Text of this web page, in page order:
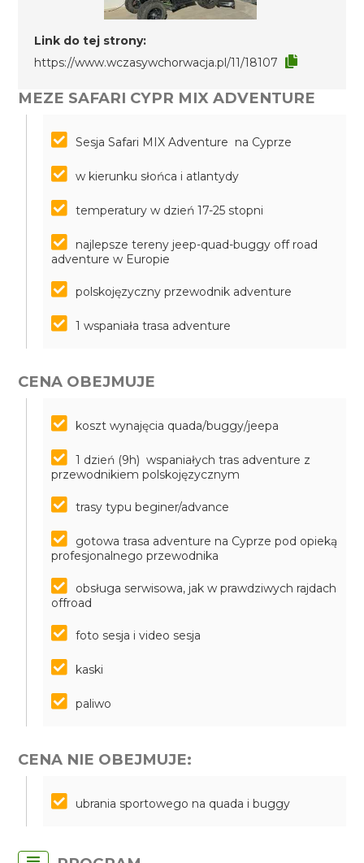
Link do tej strony:
https://www.wczasywchorwacja.pl/11/18107
MEZE SAFARI CYPR MIX ADVENTURE
Sesja Safari MIX Adventure na Cyprze
w kierunku słońca i atlantydy
temperatury w dzień 17-25 stopni
najlepsze tereny jeep-quad-buggy off road
adventure w Europie
polskojęzyczny przewodnik adventure
1 wspaniała trasa adventure
CENA OBEJMUJE
koszt wynajęcia quada/buggy/jeepa
1 dzień (9h) wspaniałych tras adventure z
przewodnikiem polskojęzycznym
trasy typu beginer/advance
gotowa trasa adventure na Cyprze pod opieką
profesjonalnego przewodnika
obsługa serwisowa, jak w prawdziwych rajdach
offroad
foto sesja i video sesja
kaski
paliwo
CENA NIE OBEJMUJE:
ubrania sportowego na quada i buggy